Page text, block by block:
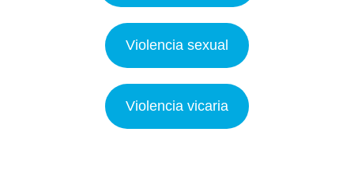
Violencia sexual
Violencia vicaria